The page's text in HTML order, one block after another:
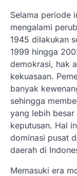
Selama periode
mengalami
1945 dilakukan
1999 hingga
demokrasi, hak
kekuasaan.
banyak
sehingga
yang lebih
keputusan. Hal
dominasi pusat
daerah di
Memasuki era